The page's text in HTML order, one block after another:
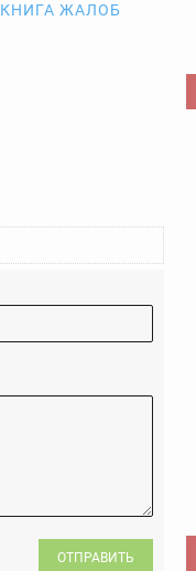
КНИГА ЖАЛОБ
ОТПРАВИТЬ